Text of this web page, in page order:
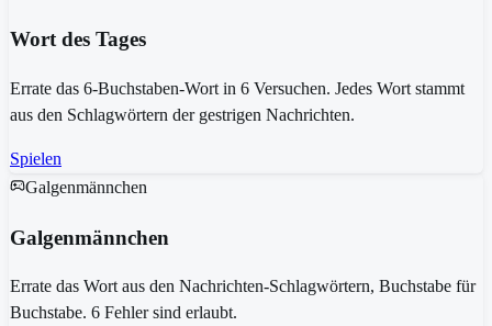
Wort des Tages
Errate das 6-Buchstaben-Wort in 6 Versuchen. Jedes Wort stammt
aus den Schlagwörtern der gestrigen Nachrichten.
Spielen
Galgenmännchen
Galgenmännchen
Errate das Wort aus den Nachrichten-Schlagwörtern, Buchstabe für
Buchstabe. 6 Fehler sind erlaubt.